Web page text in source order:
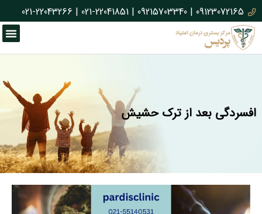
09123072165
|
09215703340
|
021-22041851
|
021-22043266
افسردگی بعد از ترک حشیش